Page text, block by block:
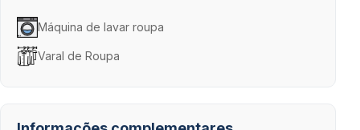
Máquina de lavar roupa
Varal de Roupa